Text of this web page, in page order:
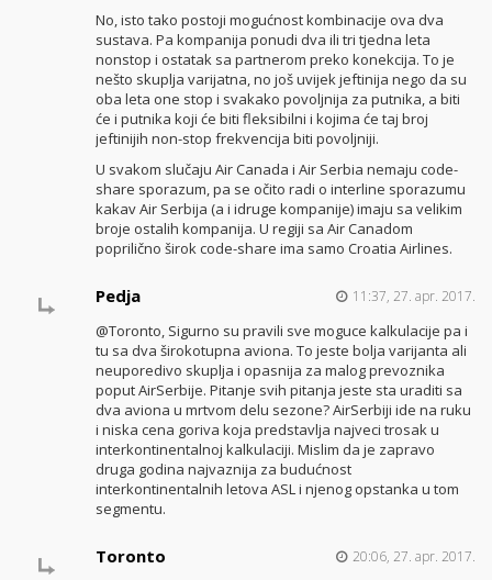
No, isto tako postoji mogućnost kombinacije ova dva
sustava. Pa kompanija ponudi dva ili tri tjedna leta
nonstop i ostatak sa partnerom preko konekcija. To je
nešto skuplja varijatna, no još uvijek jeftinija nego da su
oba leta one stop i svakako povoljnija za putnika, a biti
će i putnika koji će biti fleksibilni i kojima će taj broj
jeftinijih non-stop frekvencija biti povoljniji.
U svakom slučaju Air Canada i Air Serbia nemaju code-
share sporazum, pa se očito radi o interline sporazumu
kakav Air Serbija (a i idruge kompanije) imaju sa velikim
broje ostalih kompanija. U regiji sa Air Canadom
poprilično širok code-share ima samo Croatia Airlines.
Pedja 11:37, 27. apr. 2017.
@Toronto, Sigurno su pravili sve moguce kalkulacije pa i
tu sa dva širokotupna aviona. To jeste bolja varijanta ali
neuporedivo skuplja i opasnija za malog prevoznika
poput AirSerbije. Pitanje svih pitanja jeste sta uraditi sa
dva aviona u mrtvom delu sezone? AirSerbiji ide na ruku
i niska cena goriva koja predstavlja najveci trosak u
interkontinentalnoj kalkulaciji. Mislim da je zapravo
druga godina najvaznija za budućnost
interkontinentalnih letova ASL i njenog opstanka u tom
segmentu.
Toronto 20:06, 27. apr. 2017.